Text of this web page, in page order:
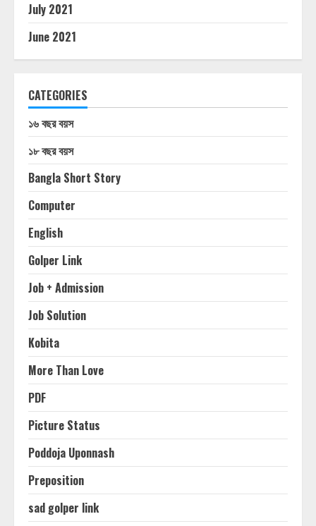
July 2021
June 2021
CATEGORIES
১৬ বছর বয়স
১৮ বছর বয়স
Bangla Short Story
Computer
English
Golper Link
Job + Admission
Job Solution
Kobita
More Than Love
PDF
Picture Status
Poddoja Uponnash
Preposition
sad golper link